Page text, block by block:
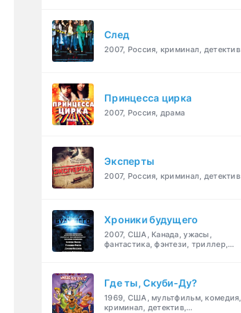
След
2007, Россия, криминал, детектив
Принцесса цирка
2007, Россия, драма
Эксперты
2007, Россия, криминал, детектив
Хроники будущего
2007, США, Канада, ужасы,
фантастика, фэнтези, триллер,
Где ты, Скуби-Ду?
1969, США, мультфильм, комедия,
криминал, детектив,